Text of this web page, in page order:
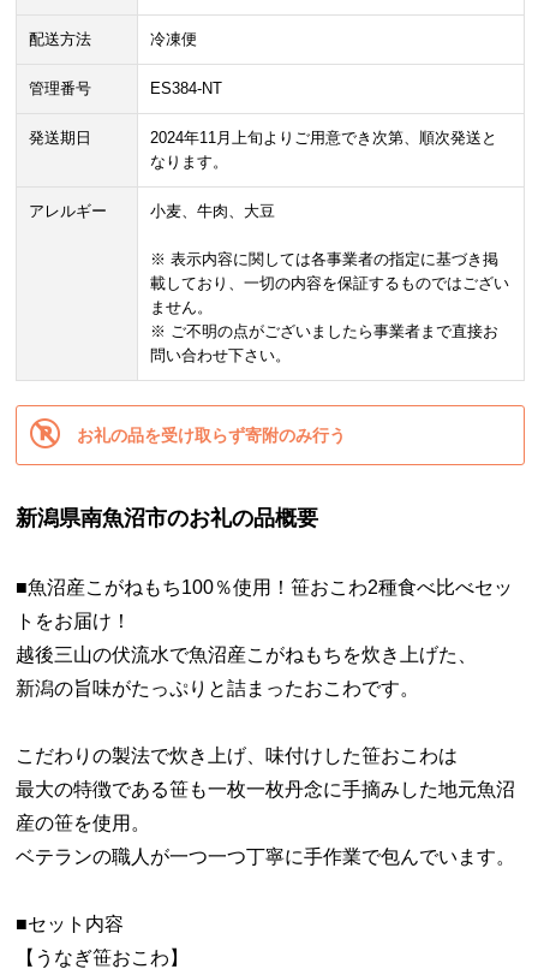
配送方法 冷凍便
管理番号 ES384-NT
発送期日
2024年11月上旬よりご用意でき次第、順次発送と
なります。
アレルギー 小麦、牛肉、大豆
※ 表示内容に関しては各事業者の指定に基づき掲
載しており、一切の内容を保証するものではござい
ません。
※ ご不明の点がございましたら事業者まで直接お
問い合わせ下さい。
お礼の品を受け取らず寄附のみ行う
新潟県南魚沼市のお礼の品概要
■魚沼産こがねもち100％使用！笹おこわ2種食べ比べセッ
トをお届け！
越後三山の伏流水で魚沼産こがねもちを炊き上げた、
新潟の旨味がたっぷりと詰まったおこわです。
こだわりの製法で炊き上げ、味付けした笹おこわは
最大の特徴である笹も一枚一枚丹念に手摘みした地元魚沼
産の笹を使用。
ベテランの職人が一つ一つ丁寧に手作業で包んでいます。
■セット内容
【うなぎ笹おこわ】